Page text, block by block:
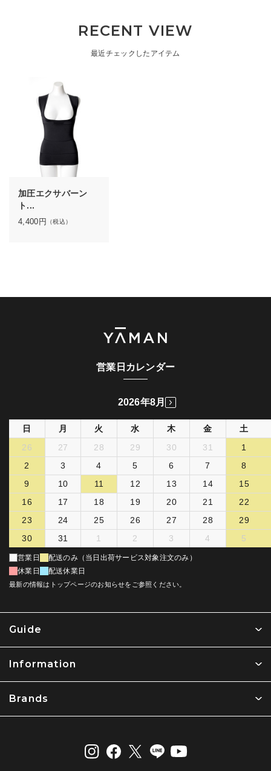
RECENT VIEW
最近チェックしたアイテム
加圧エクサバーン
ト...
4,400円 （税込）
Guide
Information
Brands
営業日カレンダー
2026年8月
日 月 火 水 木 金
土
26
27 28 29 30 31
1
2
3 4 5 6 7
8
9
10 11 12 13 14
15
16
17 18 19 20 21
22
23
24 25 26 27 28
29
30
31 1 2 3 4 5
営業日
配送のみ（当日出荷サービス対象注文のみ）
休業日
配送休業日
最新の情報はトップページのお知らせをご参照ください。